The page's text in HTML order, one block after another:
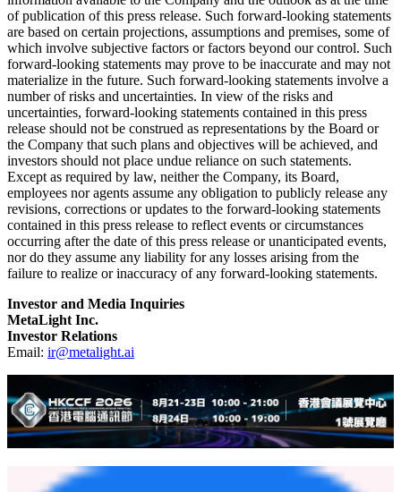
Forward-Looking Statements
In addition to statements of historical fact, this press release contains
forward-looking statements relating to the Company's business
outlook, estimates of financial performance, forecast business plans,
development strategies and projections of anticipated trends in our
industry. Forward-looking statements can generally be identified by
the use of forward-looking terminology such as "may," "might,"
"can," "could," "will," "would," "expect," "believe," "continue,"
"estimate," "anticipate," "forecast," "intend," "plan," "seek" or
"timetable." Such forward-looking statements are based on the
information available to the Company and the outlook as at the time
of publication of this press release. Such forward-looking statements
are based on certain projections, assumptions and premises, some of
which involve subjective factors or factors beyond our control. Such
forward-looking statements may prove to be inaccurate and may not
materialize in the future. Such forward-looking statements involve a
uncertainties, forward-looking statements contained in this press
release should not be construed as representations by the Board or
the Company that such plans and objectives will be achieved, and
investors should not place undue reliance on such statements.
Except as required by law, neither the Company, its Board,
employees nor agents assume any obligation to publicly release any
revisions, corrections or updates to the forward-looking statements
contained in this press release to reflect events or circumstances
occurring after the date of this press release or unanticipated events,
failure to realize or inaccuracy of any forward-looking statements.